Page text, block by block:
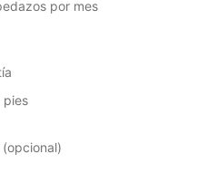
por mes
pies
(opcional)